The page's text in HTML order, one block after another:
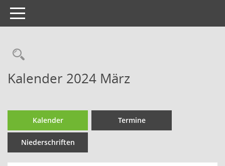
Toggle
navigation
Kalender 2024 März
Kalender Termine
Niederschriften